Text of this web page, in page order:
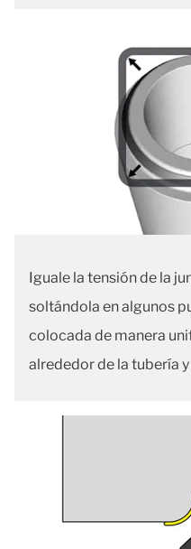
Iguale la tensión de la
soltándola en algunos
colocada de manera
alrededor de la tubería